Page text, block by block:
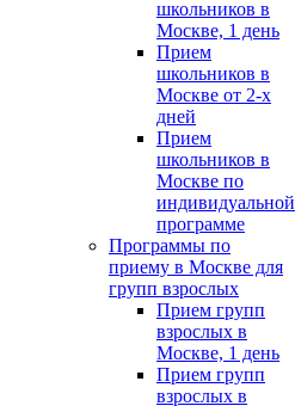
школьников в
Москве, 1 день
Прием
школьников в
Москве от 2-х
дней
Прием
школьников в
Москве по
индивидуальной
программе
Программы по
приему в Москве для
групп взрослых
Прием групп
взрослых в
Москве, 1 день
Прием групп
взрослых в